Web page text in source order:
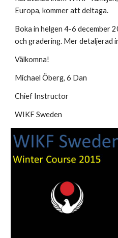
Europa, kommer att deltaga.
Boka in helgen 4-6 december
och gradering. Mer detaljerad
Välkomna!
Michael Öberg, 6 Dan
Chief Instructor
WIKF Sweden